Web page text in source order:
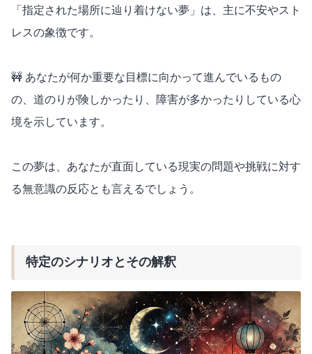
「指定された場所に辿り着けない夢」は、主に不安やスト
レスの象徴です。
🚧 あなたが何か重要な目標に向かって進んでいるもの
の、道のりが険しかったり、障害が多かったりしている心
境を示しています。
この夢は、あなたが直面している現実の問題や挑戦に対す
る無意識の反応とも言えるでしょう。
特定のシナリオとその解釈